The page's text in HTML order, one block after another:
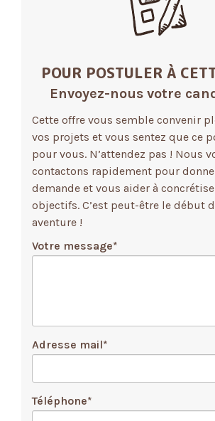
POUR POSTULER À
Envoyez-nous votre
Cette offre vous semble convenir
vos projets et vous sentez que ce
pour vous. N’attendez pas ! Nous
contactons rapidement pour
demande et vous aider à
objectifs. C’est peut-être le début
aventure !
Votre message*
Adresse mail*
Téléphone*